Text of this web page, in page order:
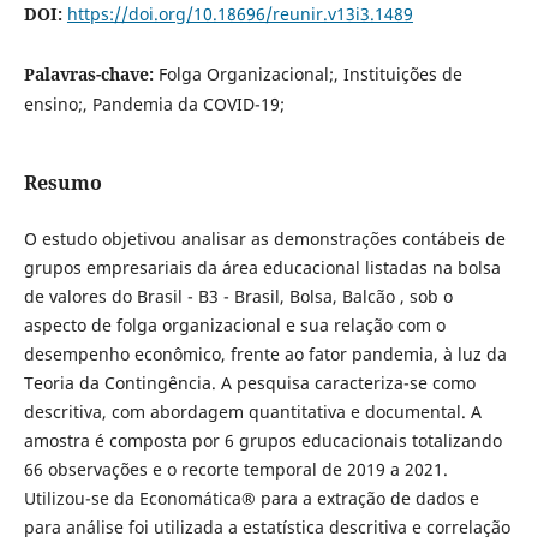
DOI: https://doi.org/10.18696/reunir.v13i3.1489
Palavras-chave: Folga Organizacional;, Instituições de
ensino;, Pandemia da COVID-19;
Resumo
O estudo objetivou analisar as demonstrações contábeis de
grupos empresariais da área educacional listadas na bolsa
de valores do Brasil - B3 - Brasil, Bolsa, Balcão , sob o
aspecto de folga organizacional e sua relação com o
desempenho econômico, frente ao fator pandemia, à luz da
Teoria da Contingência. A pesquisa caracteriza-se como
descritiva, com abordagem quantitativa e documental. A
amostra é composta por 6 grupos educacionais totalizando
66 observações e o recorte temporal de 2019 a 2021.
Utilizou-se da Economática® para a extração de dados e
para análise foi utilizada a estatística descritiva e correlação